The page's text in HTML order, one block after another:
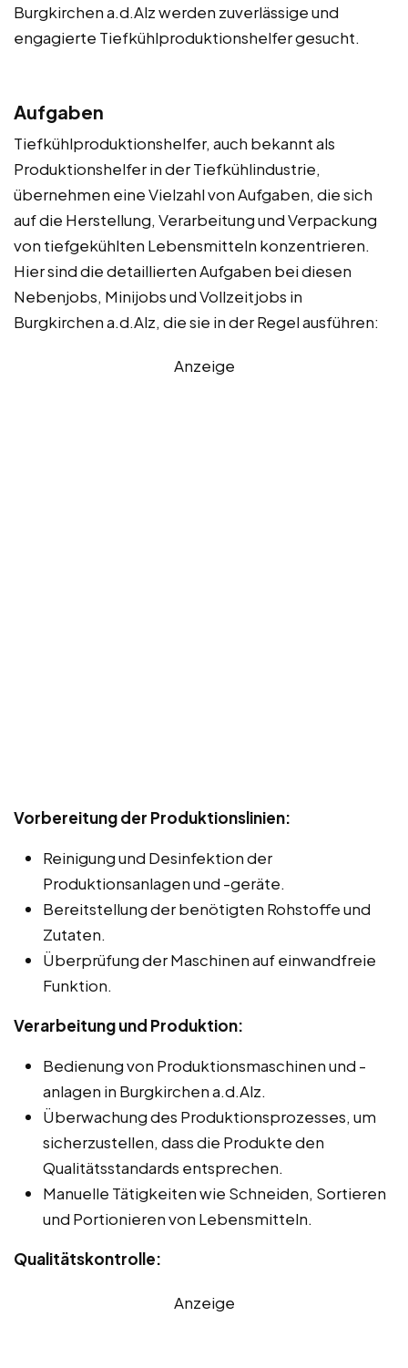
Burgkirchen a.d.Alz werden zuverlässige und
engagierte Tiefkühlproduktionshelfer gesucht.
Aufgaben
Tiefkühlproduktionshelfer, auch bekannt als
Produktionshelfer in der Tiefkühlindustrie,
übernehmen eine Vielzahl von Aufgaben, die sich
auf die Herstellung, Verarbeitung und Verpackung
von tiefgekühlten Lebensmitteln konzentrieren.
Hier sind die detaillierten Aufgaben bei diesen
Nebenjobs, Minijobs und Vollzeitjobs in
Burgkirchen a.d.Alz, die sie in der Regel ausführen:
Anzeige
Vorbereitung der Produktionslinien:
Reinigung und Desinfektion der
Produktionsanlagen und -geräte.
Bereitstellung der benötigten Rohstoffe und
Zutaten.
Überprüfung der Maschinen auf einwandfreie
Funktion.
Verarbeitung und Produktion:
Bedienung von Produktionsmaschinen und -
anlagen in Burgkirchen a.d.Alz.
Überwachung des Produktionsprozesses, um
sicherzustellen, dass die Produkte den
Qualitätsstandards entsprechen.
Manuelle Tätigkeiten wie Schneiden, Sortieren
und Portionieren von Lebensmitteln.
Qualitätskontrolle:
Anzeige